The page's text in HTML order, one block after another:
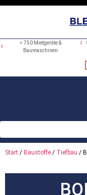
> 750 Mietgeräte &
Baumaschinen
Start / Baustoffe / Tiefbau /